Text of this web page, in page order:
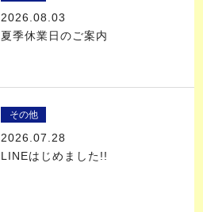
2026.08.03
夏季休業日のご案内
その他
2026.07.28
LINEはじめました!!